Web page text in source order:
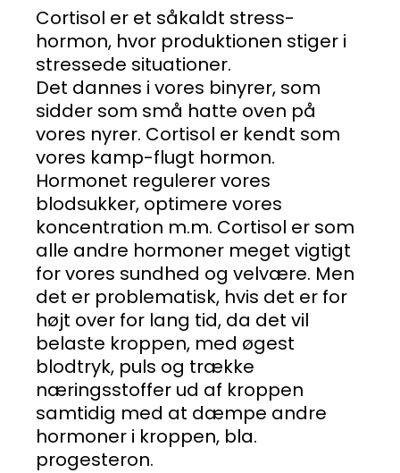
Cortisol er et såkaldt stress-
hormon, hvor produktionen stiger i
stressede situationer.
Det dannes i vores binyrer, som
sidder som små hatte oven på
vores nyrer. Cortisol er kendt som
vores kamp-flugt hormon.
Hormonet regulerer vores
blodsukker, optimere vores
koncentration m.m. Cortisol er som
alle andre hormoner meget vigtigt
for vores sundhed og velvære. Men
det er problematisk, hvis det er for
højt over for lang tid, da det vil
belaste kroppen, med øgest
blodtryk, puls og trække
næringsstoffer ud af kroppen
samtidig med at dæmpe andre
hormoner i kroppen, bla.
progesteron.